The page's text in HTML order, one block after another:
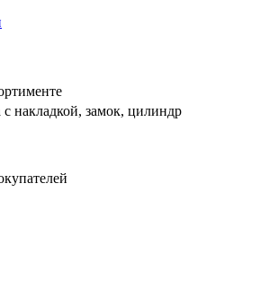
с накладкой, замок, цилиндр